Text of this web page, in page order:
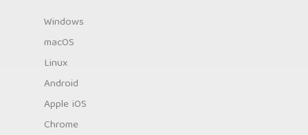
Windows
macOS
Linux
Android
Apple iOS
Chrome